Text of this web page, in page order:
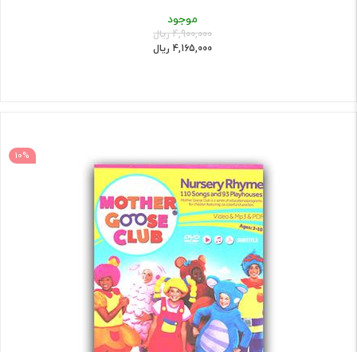
موجود
4,900,000 ریال
4,165,000 ریال
10%